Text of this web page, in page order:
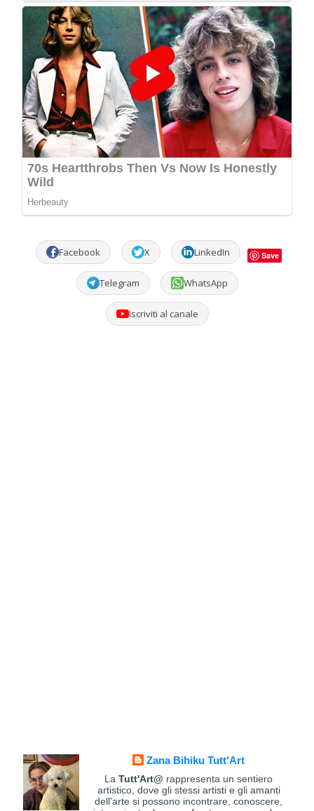
Facebook X LinkedIn Save
Telegram WhatsApp
Iscriviti al canale
Zana Bihiku Tutt'Art
LaTutt'Art@ rappresenta un sentiero
artistico, dove gli stessi artisti e gli amanti
dell'arte si possono incontrare, conoscere,